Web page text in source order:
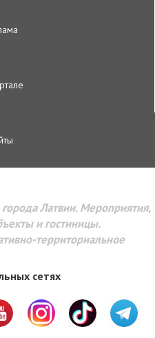
Латвии. Мероприятия,
и гостиницы.
территориальное
сетях